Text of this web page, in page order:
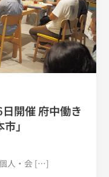
開催 府中働き
」
人・会 […]